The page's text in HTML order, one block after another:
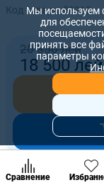
Код товара:88210
20 350 лей
18 500лей
Предложите нам
Сравнение
Мы используем
для
принять все
параметры